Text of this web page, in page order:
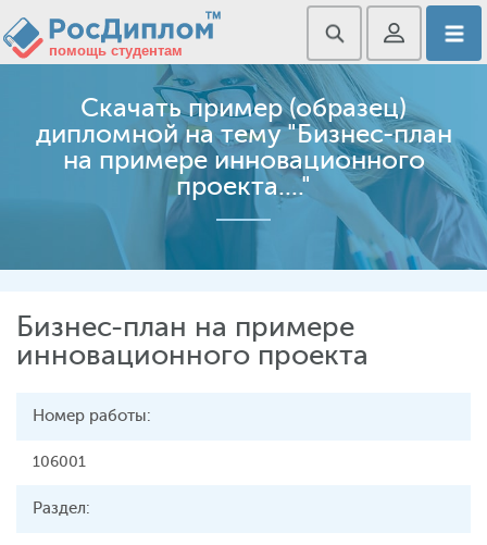
Скачать пример (образец)
дипломной на тему "Бизнес-план
на примере инновационного
проекта...."
Бизнес-план на примере
инновационного проекта
Номер работы:
106001
Раздел: